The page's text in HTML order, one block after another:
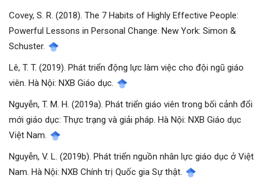
Covey, S. R. (2018). The 7 Habits of Highly Effective People:
Powerful Lessons in Personal Change. New York: Simon &
Schuster.
Lê, T. T. (2019). Phát triển động lực làm việc cho đội ngũ giáo
viên. Hà Nội: NXB Giáo dục.
Nguyễn, T. M. H. (2019a). Phát triển giáo viên trong bối cảnh đổi
mới giáo dục: Thực trạng và giải pháp. Hà Nội: NXB Giáo dục
Việt Nam.
Nguyễn, V. L. (2019b). Phát triển nguồn nhân lực giáo dục ở Việt
Nam. Hà Nội: NXB Chính trị Quốc gia Sự thật.